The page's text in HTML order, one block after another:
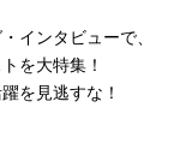
インタビューで、
を大特集！
を見逃すな！